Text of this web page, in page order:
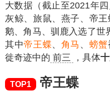
大数据（截止至2021年
灰鲸、旅鼠、燕子、帝
鹅、角马、驯鹿入选了世
其中帝王蝶、 角马 、 螃蟹
徙奇迹中的 前三 ，具体
TOP1 帝王蝶